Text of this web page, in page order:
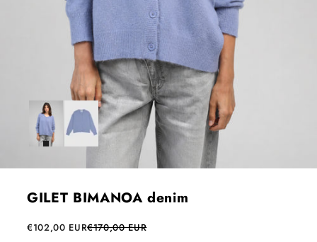
GILET BIMANOA denim
Prix de vente
€102,00 EURPrix normal
€170,00 EUR